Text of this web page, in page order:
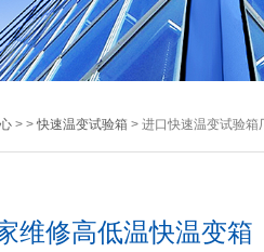
> >快速温变试验箱 > 进口快速温变试验箱
维修高低温快温变箱